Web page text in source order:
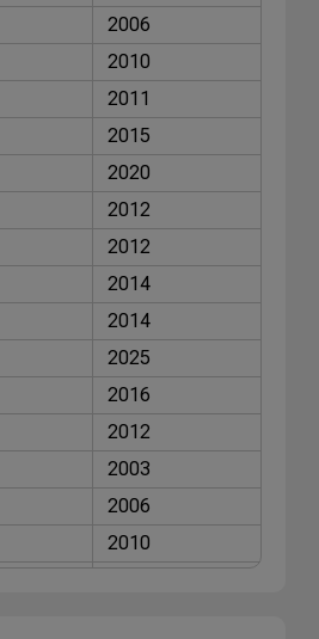
2006
2010
2011
2015
2020
2012
2012
2014
2014
2025
2016
2012
2003
2006
2010